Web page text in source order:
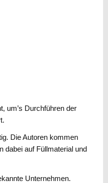
um’s Durchführen der
Die Autoren kommen
dabei auf Füllmaterial und
Unternehmen.